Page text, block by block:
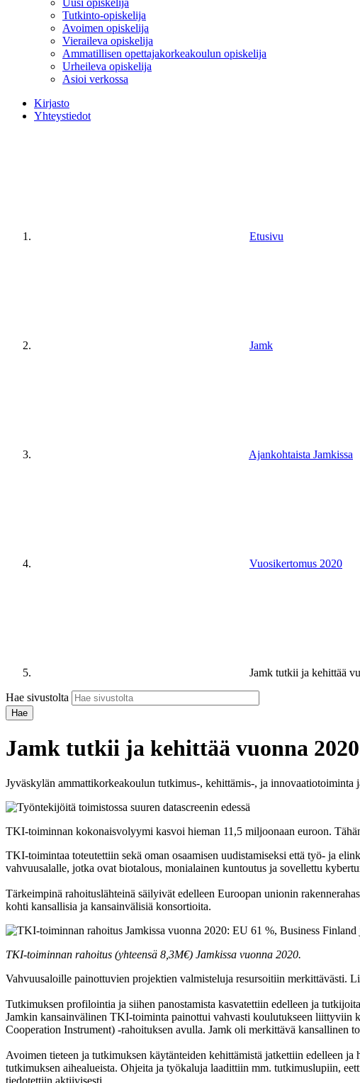
Tutkinto-opiskelija
Avoimen opiskelija
Vieraileva opiskelija
Ammatillisen opettajakorkeakoulun opiskelija
Urheileva opiskelija
Asioi verkossa
Kirjasto
Yhteystiedot
Etusivu
Jamk
Ajankohtaista Jamkissa
Vuosikertomus 2020
Jamk tutkii ja kehittää
Hae sivustolta
Jamk tutkii ja kehittää vuonna 2020
Jyväskylän ammattikorkeakoulun tutkimus-, kehittämis-, ja
TKI-toiminnan kokonaisvolyymi kasvoi hieman 11,5 miljoonaan euroon.
TKI-toimintaa toteutettiin sekä oman osaamisen uudistamiseksi että työ- ja
vahvuusalalle, jotka ovat biotalous, monialainen kuntoutus ja sovellettu
Tärkeimpinä rahoituslähteinä säilyivät edelleen Euroopan unionin
kohti kansallisia ja kansainvälisiä konsortioita.
TKI-toiminnan rahoitus (yhteensä 8,3M€) Jamkissa vuonna 2020.
Vahvuusaloille painottuvien projektien valmisteluja resursoitiin merkittävästi.
Tutkimuksen profilointia ja siihen panostamista kasvatettiin edelleen ja
Jamkin kansainvälinen TKI-toiminta painottui vahvasti koulutukseen
Cooperation Instrument) -rahoituksen avulla. Jamk oli merkittävä kansallinen
Avoimen tieteen ja tutkimuksen käytänteiden kehittämistä jatkettiin edelleen
tutkimuksen aihealueista. Ohjeita ja työkaluja laadittiin mm. tutkimuslupiin,
tiedotettiin aktiivisesti.